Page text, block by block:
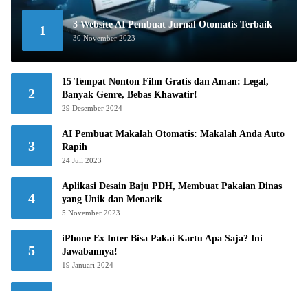
1 3 Website AI Pembuat Jurnal Otomatis Terbaik
30 November 2023
2
15 Tempat Nonton Film Gratis dan Aman: Legal,
Banyak Genre, Bebas Khawatir!
29 Desember 2024
3
AI Pembuat Makalah Otomatis: Makalah Anda Auto
Rapih
24 Juli 2023
4
Aplikasi Desain Baju PDH, Membuat Pakaian Dinas
yang Unik dan Menarik
5 November 2023
5
iPhone Ex Inter Bisa Pakai Kartu Apa Saja? Ini
Jawabannya!
19 Januari 2024